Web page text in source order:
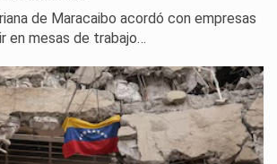
de Maracaibo acordó con empresas
en mesas de trabajo…